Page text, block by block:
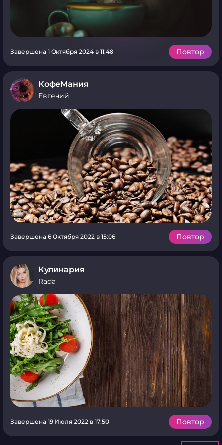
Завершена 1 Октября 2024 в 11:48 Повтор
КофеМания
Евгений
Завершена 6 Октября 2022 в 15:06 Повтор
Кулинария
Rada
Завершена 19 Июля 2022 в 17:50 Повтор